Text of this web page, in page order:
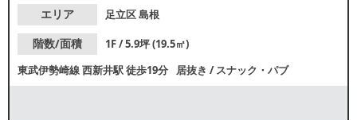
エリア
足立区島根
階数/面積
1F / 5.9坪 (19.5㎡)
東武伊勢崎線西新井駅徒歩19分 居抜き /スナック・パブ